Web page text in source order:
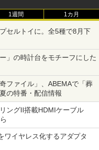
1週間 1カ月
セルトイに。全5種で8月下
」の時計台をモチーフにした
ファイル」、ABEMAで「葬
の特番・配信情報
ングII搭載HDMIケーブル
ワイヤレス化するアダプタ